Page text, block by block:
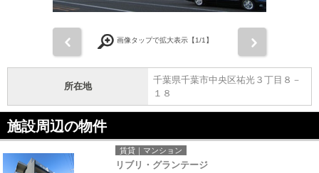
画像タップで拡大表示【1/1】
所在地
千葉県千葉市中央区祐光３丁目８－
１８
施設周辺の物件
賃貸｜マンション
リブリ・グランテージ